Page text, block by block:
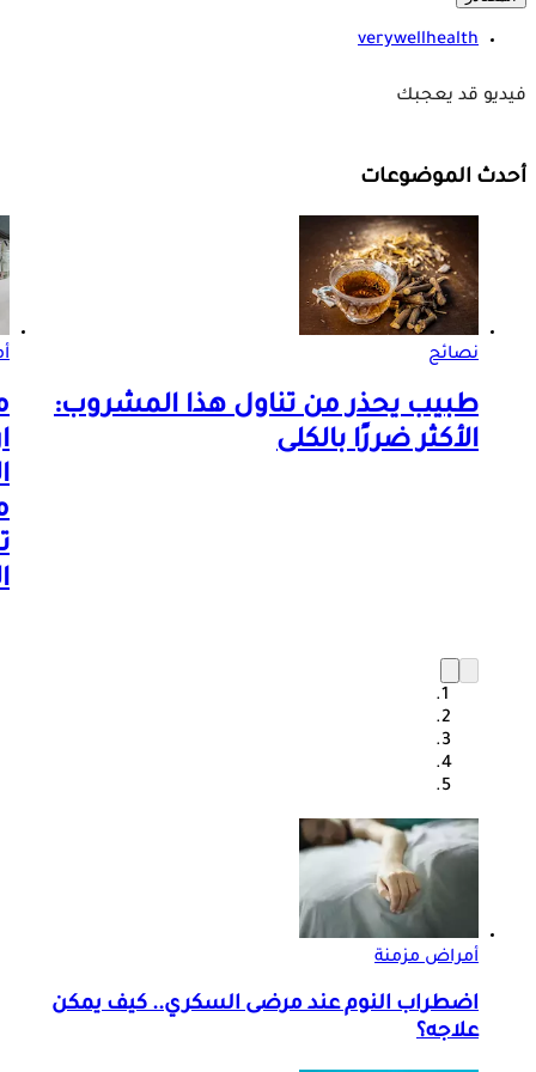
verywellhealth
فيديو قد يعجبك
أحدث الموضوعات
نصائح
طبيب يحذر من تناول هذا المشروب:
الأكثر ضررًا بالكلى
أمراض مزمنة
اضطراب النوم عند مرضى السكري.. كيف يمكن
علاجه؟